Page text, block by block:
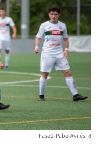
Fase2-Pabe-Avilés_8